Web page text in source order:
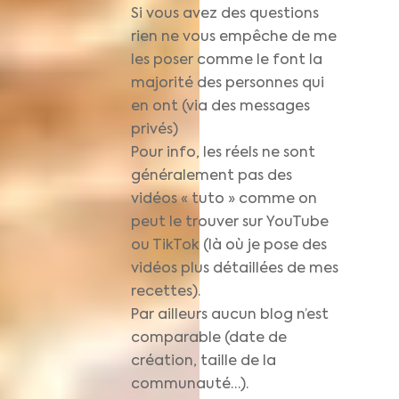
Si vous avez des questions
rien ne vous empêche de me
les poser comme le font la
majorité des personnes qui
en ont (via des messages
privés)
Pour info, les réels ne sont
généralement pas des
vidéos « tuto » comme on
peut le trouver sur YouTube
ou TikTok (là où je pose des
vidéos plus détaillées de mes
recettes).
Par ailleurs aucun blog n’est
comparable (date de
création, taille de la
communauté…).